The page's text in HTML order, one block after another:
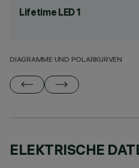
Lifetime LED 1
DIAGRAMME UND POLARKURVEN
ELEKTRISCHE